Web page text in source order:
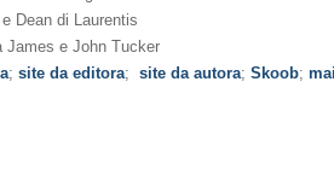
Dean di Laurentis
James e John Tucker
; site da editora; site da autora; Skoob;